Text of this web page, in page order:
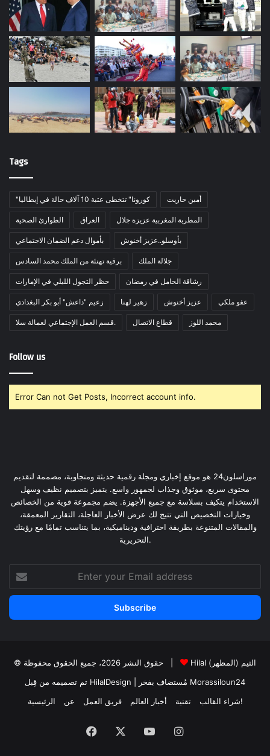
Tags
"كورونا" تتخطى عتبة 10 آلاف حالة في إيطاليا أمين حاريت
الطوارئ الصحية العراق المطربة المغربية عزيزة جلال
بأموال دعم الضمان الاجتماعي بأوسلو..عزيز أخنوش
برقية تهنئة من الملك محمد السادس جلالة الملك
حظر التجول الليلي في الإمارات رشاقة الحامل في رمضان
زعيم "داعش" أبو بكر البغدادي زهير لهنا عزيز أخنوش عفو ملكي
قسم العمل الإجتماعي لعمالة سلا. قطاع الاتصال محمد اللوز
Follow us
Error Can not Get Posts, Incorrect account info.
موراسلون24 هو موقع إخباري ومجلة رقمية حديثة ومتجاوبة، مصممة لتقديم
محتوى سريع، موثوق وجذاب لجمهور واسع. يتميز بتصميم نظيف وسهل
الاستخدام يتكيف بسلاسة مع جميع الأجهزة. يضم مجموعة قوية من الخصائص
وخيارات التخصيص التي تتيح لك عرض الأخبار العاجلة، التقارير المعمقة،
والمقالات المتنوعة بطريقة احترافية وديناميكية، بما يتناسب تمامًا مع رؤيتك
التحريرية.
your
Email
Hilal الثيم (المظهر)
تم تصميمه من قِبل HilalDesign
Morassiloun24
الرئيسية
عن فريق العمل أخبار العالم تقنية شراء القالب!
Facebook YouTubeInstagram